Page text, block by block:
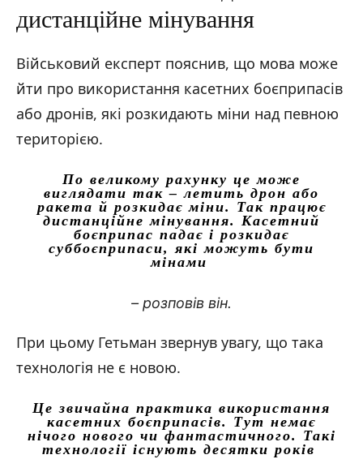
дистанційне мінування
Військовий експерт пояснив, що мова може
йти про використання касетних боєприпасів
або дронів, які розкидають міни над певною
територією.
По великому рахунку це може
виглядати так – летить дрон або
ракета й розкидає міни. Так працює
дистанційне мінування. Касетний
боєприпас падає і розкидає
суббоєприпаси, які можуть бути
мінами
– розповів він.
При цьому Гетьман звернув увагу, що така
технологія не є новою.
Це звичайна практика використання
касетних боєприпасів. Тут немає
нічого нового чи фантастичного. Такі
технології існують десятки років